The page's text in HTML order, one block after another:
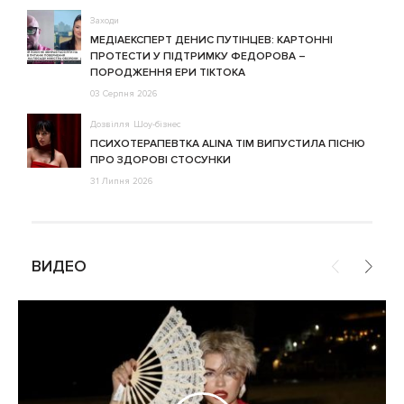
Заходи
МЕДІАЕКСПЕРТ ДЕНИС ПУТІНЦЕВ: КАРТОННІ
ПРОТЕСТИ У ПІДТРИМКУ ФЕДОРОВА –
ПОРОДЖЕННЯ ЕРИ ТІКТОКА
03 Серпня 2026
Дозвілля Шоу-бізнес
ПСИХОТЕРАПЕВТКА ALINA TIM ВИПУСТИЛА ПІСНЮ
ПРО ЗДОРОВІ СТОСУНКИ
31 Липня 2026
ВИДЕО